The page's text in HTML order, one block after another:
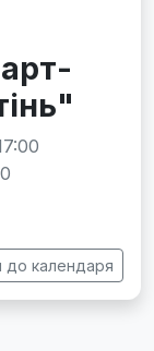
0
до календаря